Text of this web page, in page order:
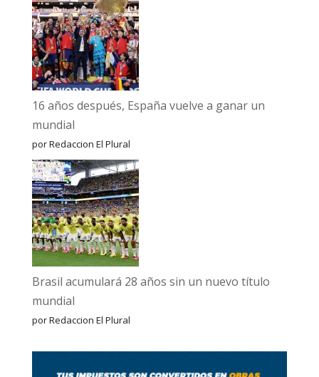
16 años después, España vuelve a ganar un
mundial
por Redaccion El Plural
Brasil acumulará 28 años sin un nuevo título
mundial
por Redaccion El Plural